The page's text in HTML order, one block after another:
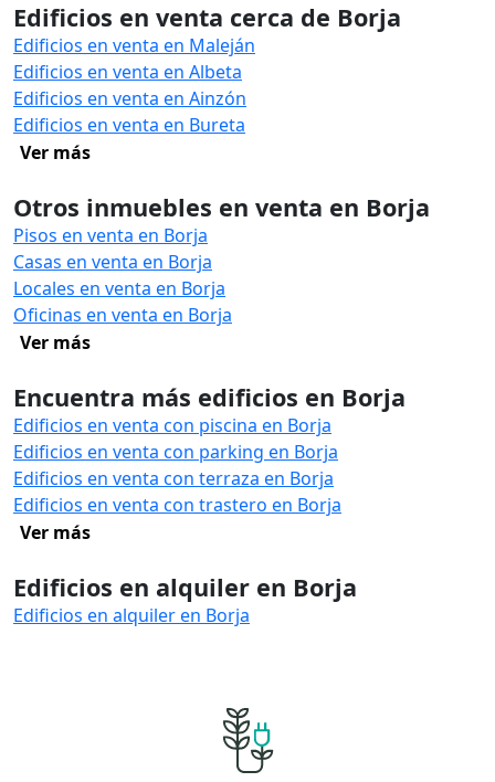
Edificios en venta cerca de Borja
Edificios en venta en Maleján
Edificios en venta en Albeta
Edificios en venta en Ainzón
Edificios en venta en Bureta
Ver más
Otros inmuebles en venta en Borja
Pisos en venta en Borja
Casas en venta en Borja
Locales en venta en Borja
Oficinas en venta en Borja
Ver más
Encuentra más edificios en Borja
Edificios en venta con piscina en Borja
Edificios en venta con parking en Borja
Edificios en venta con terraza en Borja
Edificios en venta con trastero en Borja
Ver más
Edificios en alquiler en Borja
Edificios en alquiler en Borja